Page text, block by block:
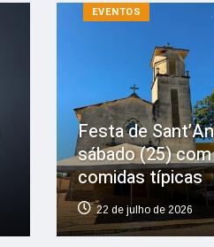
EVENTOS
Festa de
sábado (25)
comidas típicas
22 de julho de 2026